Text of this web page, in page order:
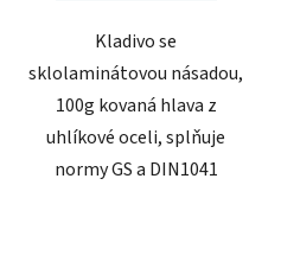
Kladivo se
sklolaminátovou násadou,
100g kovaná hlava z
uhlíkové oceli, splňuje
normy GS a DIN1041